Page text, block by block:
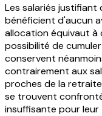
Les salariés justifiant
bénéficient d'aucun
allocation équivaut à
possibilité de
conservent
contrairement aux
proches de la
se trouvent
insuffisante pour